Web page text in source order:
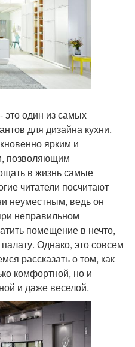
один из самых
для дизайна кухни.
ярким и
позволяющим
в жизнь самые
читатели посчитают
неуместным, ведь он
неправильном
помещение в нечто,
Однако, это совсем
рассказать о том, как
комфортной, но и
и даже веселой.